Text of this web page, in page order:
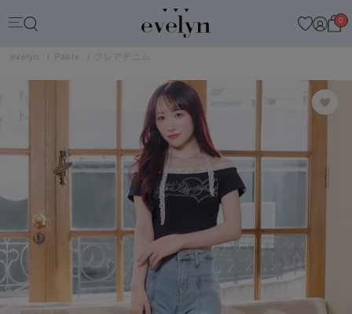
0
evelyn Pants フレアデニム